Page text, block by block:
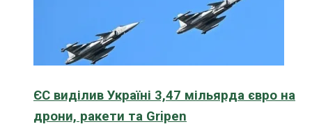
ЄС виділив Україні 3,47 мільярда євро на
дрони, ракети та Gripen